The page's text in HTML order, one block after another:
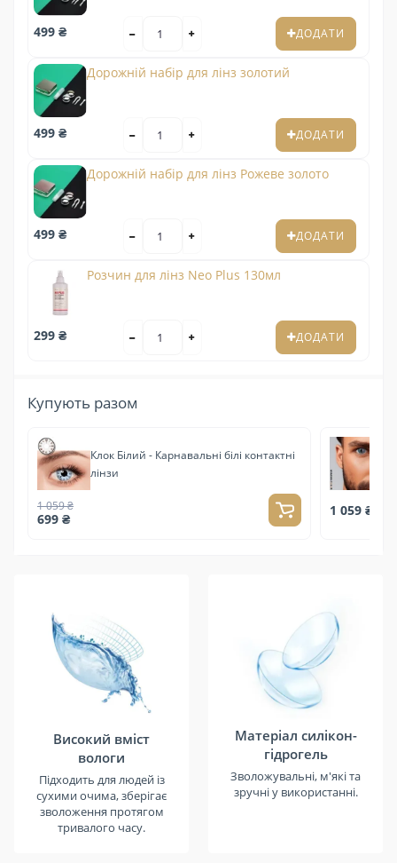
499 ₴ ДОДАТИ
Дорожній набір для лінз золотий
499 ₴ ДОДАТИ
Дорожній набір для лінз Рожеве золото
499 ₴ ДОДАТИ
Розчин для лінз Neo Plus 130мл
299 ₴ ДОДАТИ
Купують разом
Клок Білий - Карнавальні білі контактні
лінзи
1 059 ₴
699 ₴
1 059 ₴
Високий вміст
вологи
Підходить для людей із
сухими очима, зберігає
зволоження протягом
тривалого часу.
Матеріал силікон-
гідрогель
Зволожувальні, м'які та
зручні у використанні.